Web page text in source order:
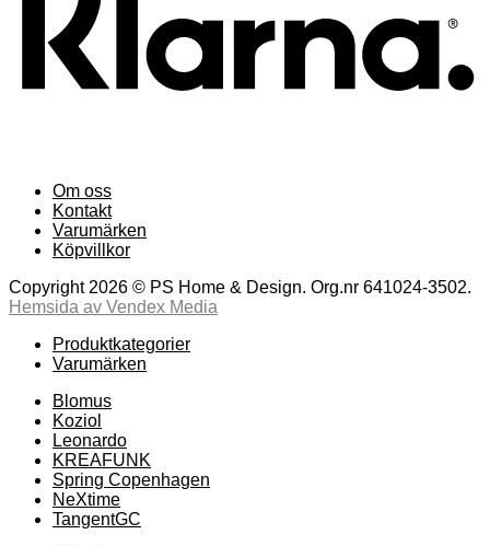
Om oss
Kontakt
Varumärken
Köpvillkor
Copyright 2026 © PS Home & Design. Org.nr 641024-3502.
Hemsida av Vendex Media
Produktkategorier
Varumärken
Blomus
Koziol
Leonardo
KREAFUNK
Spring Copenhagen
NeXtime
TangentGC